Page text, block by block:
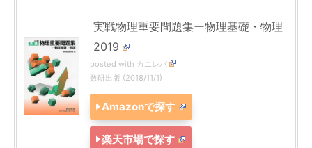
実戦物理重要問題集ー物理基礎・物理
2019
posted with カエレバ
数研出版 (2018/11/1)
Amazonで探す
楽天市場で探す